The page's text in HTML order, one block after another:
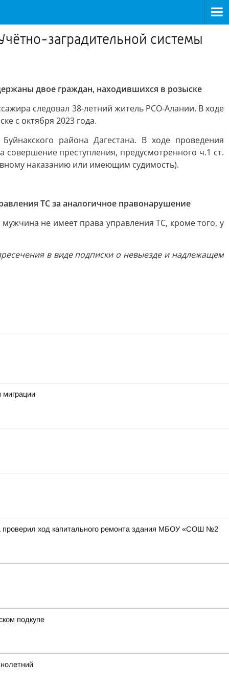
заградительной системы
двое граждан, находившихся в розыске
следовал 38-летний житель РСО-Алании. В ходе
с октября 2023 года.
района Дагестана. В ходе проведения
преступления, предусмотренного ч.1 ст.
наказанию или имеющим судимость).
ТС за аналогичное правонарушение
не имеет права управления ТС, кроме того, у
в виде подписки о невыезде и надлежащем
миграции
проверил ход капитального ремонта здания МБОУ «СОШ №2
подкупе